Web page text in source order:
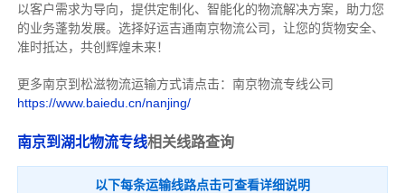
以客户需求为导向，提供定制化、智能化的物流解决方案，助力您
的业务蓬勃发展。选择好运吉通南京物流公司，让您的货物安全、
准时抵达，共创辉煌未来！
更多南京到松滋物流运输方式请点击：南京物流专线公司
https://www.baiedu.cn/nanjing/
南京到湖北物流专线相关线路查询
以下每条运输线路点击可查看详细说明